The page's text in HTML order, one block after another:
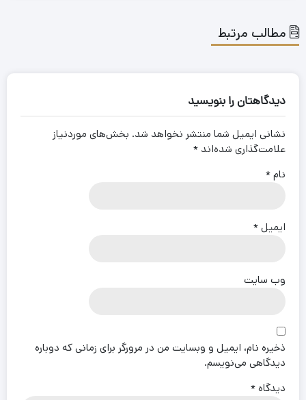
مطالب مرتبط
دیدگاهتان را بنویسید
نشانی ایمیل شما منتشر نخواهد شد. بخش‌های موردنیاز
علامت‌گذاری شده‌اند *
نام*
ایمیل*
وب‌ سایت
ذخیره نام، ایمیل و وبسایت من در مرورگر برای زمانی که دوباره
دیدگاهی می‌نویسم.
دیدگاه*